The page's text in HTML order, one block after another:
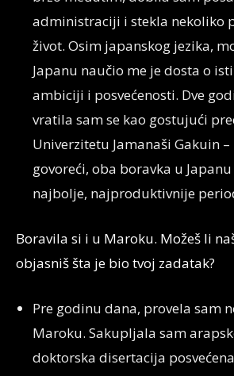
administraciji i stekla nekoliko
život. Osim japanskog jezika,
Japanu naučio me je dosta o
ambiciji i posvećenosti. Dve
vratila sam se kao gostujući
Univerzitetu Jamanaši Gakuin
govoreći, oba boravka u
najbolje, najproduktivnije
Boravila si i u Maroku. Možeš li
objasniš šta je bio tvoj zadatak?
Pre godinu dana, provela sam
Maroku. Sakupljala sam
doktorska disertacija